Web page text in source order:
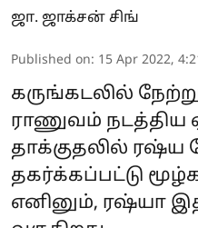
ஜா. ஜாக்சன் சிங்
Published on: 15 Apr 2022,
கருங்கடலில்
ராணுவம்
தாக்குதலில்
தகர்க்கப்பட்டு
எனினும், ரஷ்யா